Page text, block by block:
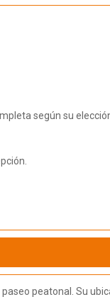
según su
peatonal. Su